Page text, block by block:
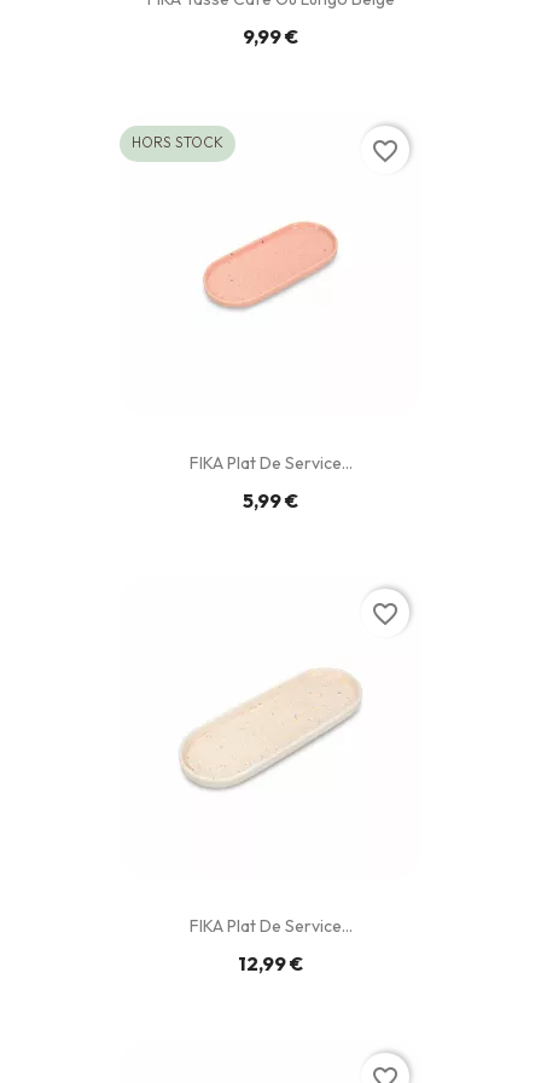
9,99 €
FIKA Plat De Service...
5,99 €
HORS STOCK favorite_border
FIKA Plat De Service...
12,99 €
favorite_border